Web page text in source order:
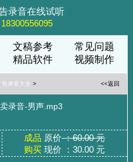
录音在线试听
文稿参考
常见问题
精品软件 视频制作
告录音大全 > <<返回
录音-男声.mp3
成品 原价：60.00 元
购买 现价 ：30.00 元